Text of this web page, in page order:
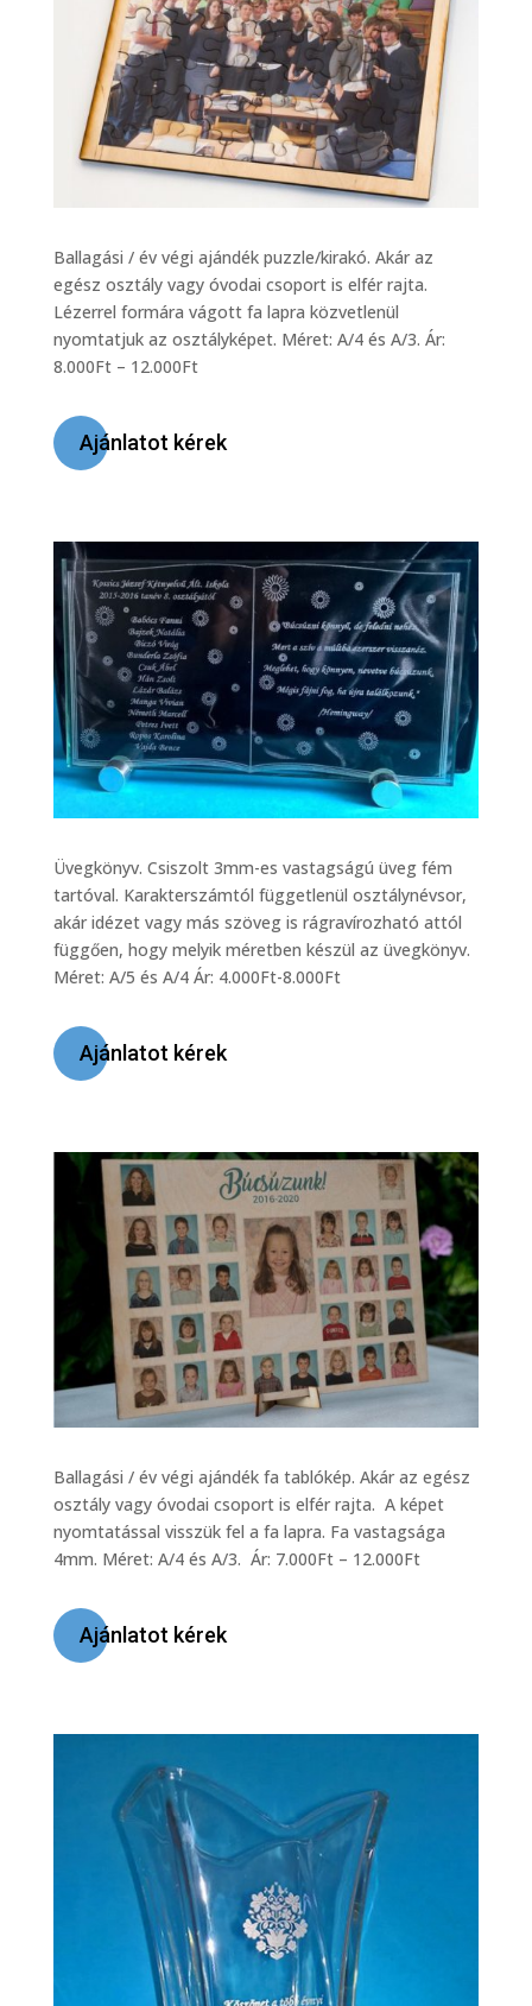
Ballagási / év végi ajándék puzzle/kirakó. Akár az
egész osztály vagy óvodai csoport is elfér rajta.
Lézerrel formára vágott fa lapra közvetlenül
nyomtatjuk az osztályképet. Méret: A/4 és A/3. Ár:
8.000Ft – 12.000Ft
Ajánlatot kérek
Üvegkönyv. Csiszolt 3mm-es vastagságú üveg fém
tartóval. Karakterszámtól függetlenül osztálynévsor,
akár idézet vagy más szöveg is rágravírozható attól
függően, hogy melyik méretben készül az üvegkönyv.
Méret: A/5 és A/4 Ár: 4.000Ft-8.000Ft
Ajánlatot kérek
Ballagási / év végi ajándék fa tablókép. Akár az egész
osztály vagy óvodai csoport is elfér rajta. A képet
nyomtatással visszük fel a fa lapra. Fa vastagsága
4mm. Méret: A/4 és A/3. Ár: 7.000Ft – 12.000Ft
Ajánlatot kérek